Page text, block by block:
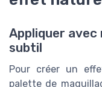
Appliquer
subtil
Pour créer un
palette de